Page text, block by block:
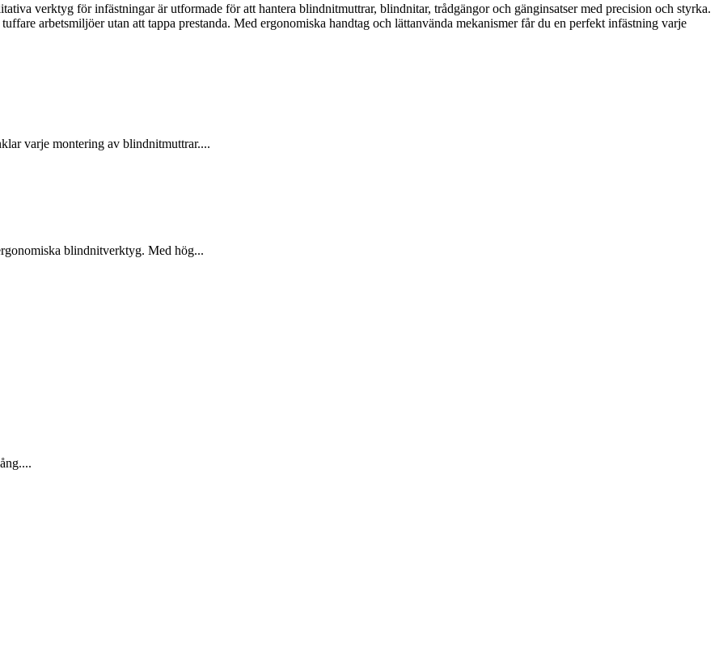
verktyg för infästningar är utformade för att hantera blindnitmuttrar, blindnitar, trådgängor och gänginsatser med precision och styrka.
arbetsmiljöer utan att tappa prestanda. Med ergonomiska handtag och lättanvända mekanismer får du en perfekt infästning varje
varje montering av blindnitmuttrar....
blindnitverktyg. Med hög...